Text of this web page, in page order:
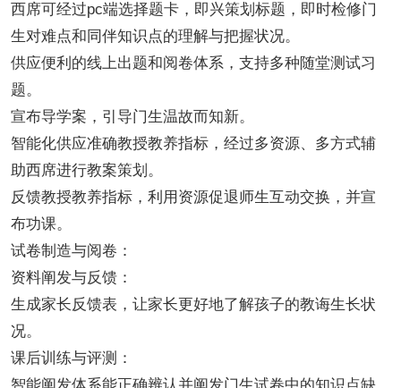
西席可经过pc端选择题卡，即兴策划标题，即时检修门
生对难点和同伴知识点的理解与把握状况。
供应便利的线上出题和阅卷体系，支持多种随堂测试习
题。
宣布导学案，引导门生温故而知新。
智能化供应准确教授教养指标，经过多资源、多方式辅
助西席进行教案策划。
反馈教授教养指标，利用资源促退师生互动交换，并宣
布功课。
试卷制造与阅卷：
资料阐发与反馈：
生成家长反馈表，让家长更好地了解孩子的教诲生长状
况。
课后训练与评测：